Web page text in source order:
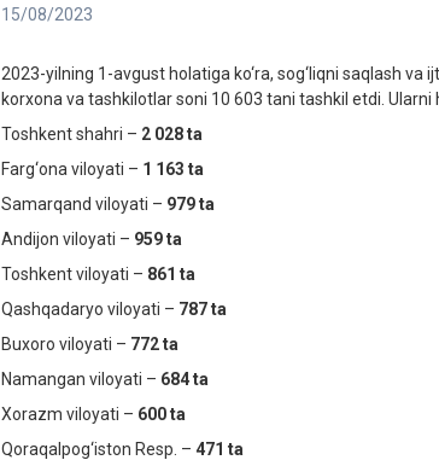
15/08/2023
2023-yilning 1-avgust holatiga ko‘ra, sog‘liqni saqlash
korxona va tashkilotlar soni 10 603 tani tashkil etdi.
Toshkent shahri – 2 028 ta
Farg‘ona viloyati – 1 163 ta
Samarqand viloyati – 979ta
Andijon viloyati – 959 ta
Toshkent viloyati – 861 ta
Qashqadaryo viloyati – 787 ta
Buxoro viloyati – 772ta
Namangan viloyati – 684 ta
Xorazm viloyati – 600 ta
Qoraqalpog‘iston Resp. – 471 ta